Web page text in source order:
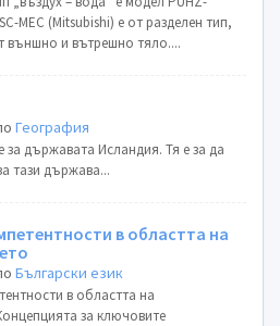
MEC (Mitsubishi) е от разделен тип,
външно и вътрешно тяло....
География
за държавата Исландия. Тя е за да
тази държава...
в областта на
Български език
в областта на
за ключовите